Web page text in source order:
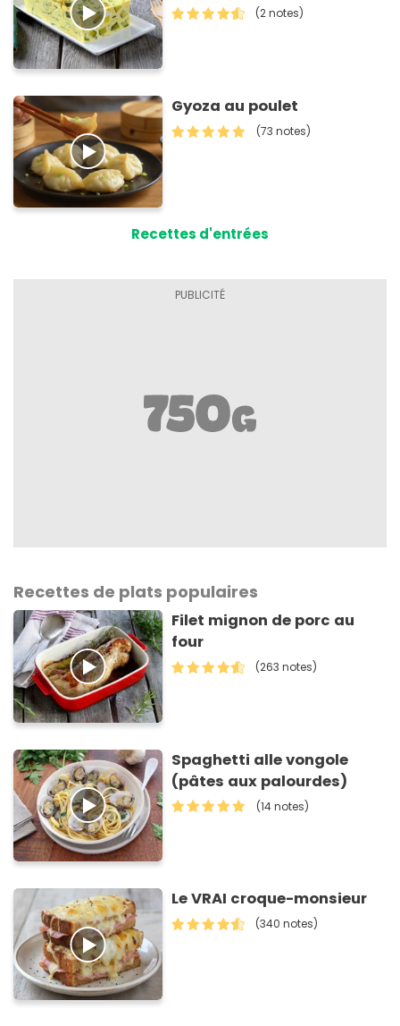
(2 notes)
Gyoza au poulet
(73 notes)
Recettes d'entrées
Recettes de plats populaires
Filet mignon de porc au
four
(263 notes)
Spaghetti alle vongole
(pâtes aux palourdes)
(14 notes)
Le VRAI croque-monsieur
(340 notes)